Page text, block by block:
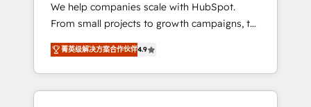
HubSpot CRM. ✔️A team of HubSpot experts
backed by over 10+ years of HubSpot
experience ✔️Flexible pricing models —
Hourly-fee (assigned one Dedicated
HubSpot Admin); Monthly-fee (HubSpot
Admin + Project Manager); and Fixed Project
We help companies scale with HubSpot.
From small projects to growth campaigns, to
CRM and websites. Hire an agency that's
experienced in every inch of HubSpot and
willing to work hand-in-hand with your team
to simplify the complex and build a better
菁英级解决方案合作伙伴4.9